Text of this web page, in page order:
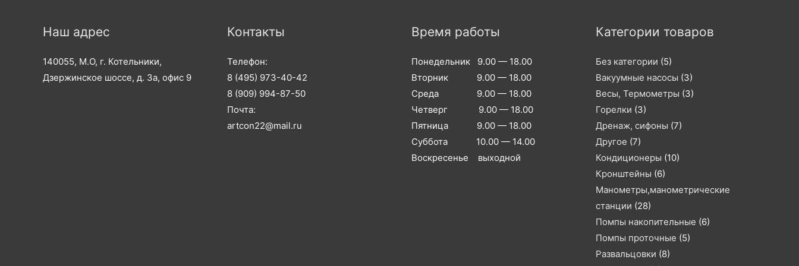
Наш адрес
140055, М.О, г. Котельники,
Дзержинское шоссе, д. 3а, офис 9
Контакты
Телефон:
8 (495) 973-40-42
8 (909) 994-87-50
Почта:
artcon22@mail.ru
Время работы
Понедельник 9.00 — 18.00
Вторник 9.00 — 18.00
Среда 9.00 — 18.00
Четверг 9.00 — 18.00
Пятница 9.00 — 18.00
Суббота 10.00 — 14.00
Воскресенье выходной
Категории товаров
Без категории (5)
Вакуумные насосы (3)
Весы, Термометры (3)
Горелки (3)
Дренаж, сифоны (7)
Другое (7)
Кондиционеры (10)
Кронштейны (6)
Манометры,манометрические
станции (28)
Помпы накопительные (6)
Помпы проточные (5)
Развальцовки (8)